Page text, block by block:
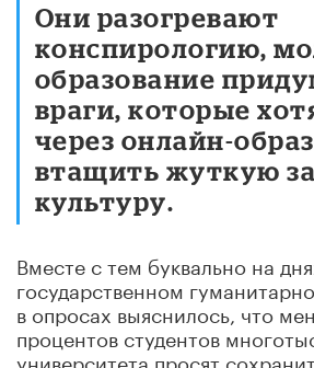
Они разогревают
конспирологию,
образование
враги, которые
через онлайн-
втащить жуткую
культуру.
Вместе с тем буквально на
государственном
в опросах выяснилось, что
процентов студентов
университета просят